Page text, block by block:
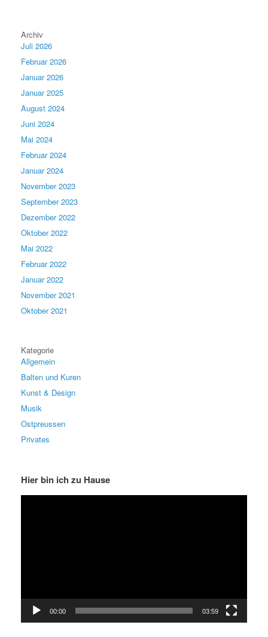
Archiv
Juli 2026
Februar 2026
Januar 2026
Januar 2025
August 2024
Juni 2024
Mai 2024
Februar 2024
Januar 2024
November 2023
September 2023
Dezember 2022
Oktober 2022
Mai 2022
Februar 2022
Januar 2022
November 2021
Oktober 2021
Kategorie
Allgemein
Balten und Kuren
Kunst & Design
Musik
Ostpreussen
Privates
Hier bin ich zu Hause
00:00 03:59